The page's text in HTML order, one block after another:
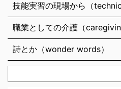
技能実習の現場から（
職業としての介護（
詩とか（wonder words）